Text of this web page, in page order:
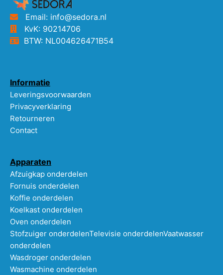
Email: info@sedora.nl
KvK: 90214706
BTW: NL004626471B54
Informatie
Leveringsvoorwaarden
Privacyverklaring
Retourneren
Contact
Apparaten
Afzuigkap onderdelen
Fornuis onderdelen
Koffie onderdelen
Koelkast onderdelen
Oven onderdelen
Stofzuiger onderdelenTelevisie onderdelenVaatwasser
onderdelen
Wasdroger onderdelen
Wasmachine onderdelen